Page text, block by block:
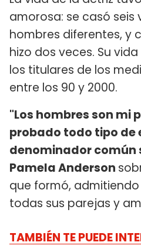
amorosa: se casó seis
hombres diferentes, y
hizo dos veces. Su
los titulares de los
entre los 90 y 2000.
"Los hombres son mi
probado todo tipo de
denominador común
Pamela Anderson
que formó,
todas sus parejas y
TAMBIÉN TE PUEDE